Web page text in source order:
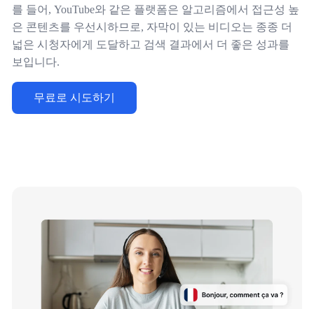
를 들어, YouTube와 같은 플랫폼은 알고리즘에서 접근성 높
은 콘텐츠를 우선시하므로, 자막이 있는 비디오는 종종 더
넓은 시청자에게 도달하고 검색 결과에서 더 좋은 성과를
보입니다.
무료로 시도하기